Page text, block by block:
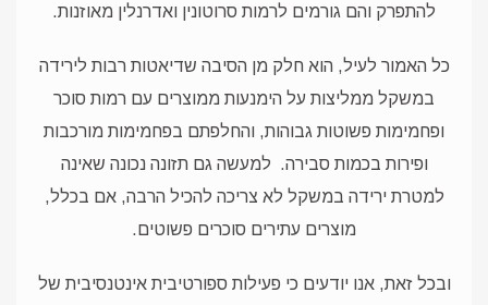
להתפרק והם גורמים לרמות סרוטונין ואדרנלין מאוזנות.
כל האמור לעיל, הוא חלק מן הסיבה שדיאטות רבות לירידה
במשקל ממליצות על הימנעות ממוצרים עם רמות סוכר
ופחמימות פשוטות גבוהות, והחלפתם בפחמימות מורכבות
ופירות בכמות סבירה. למעשה גם תזונה נכונה שאינה
למטרת ירידה במשקל לא צריכה להכיל הרבה, אם בכלל,
מוצרים עתירים סוכרים פשוטים.
ובכל זאת, אנו יודעים כי פעילות ספורטיבית אינטנסיבית של